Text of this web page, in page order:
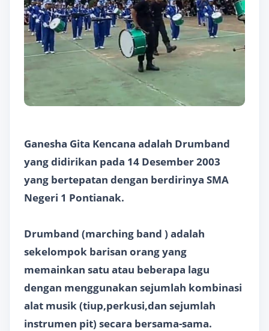
Ganesha Gita Kencana adalah Drumband
yang didirikan pada 14 Desember 2003
yang bertepatan dengan berdirinya SMA
Negeri 1 Pontianak.
Drumband (marching band ) adalah
sekelompok barisan orang yang
memainkan satu atau beberapa lagu
dengan menggunakan sejumlah kombinasi
alat musik (tiup,perkusi,dan sejumlah
instrumen pit) secara bersama-sama.